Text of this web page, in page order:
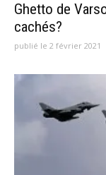
Ghetto de
cachés?
publié le 2 février 2021